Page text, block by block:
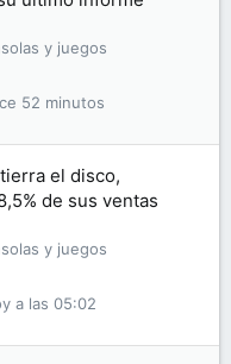
y juegos
52 minutos
el disco,
de sus ventas
y juegos
a las 05:02